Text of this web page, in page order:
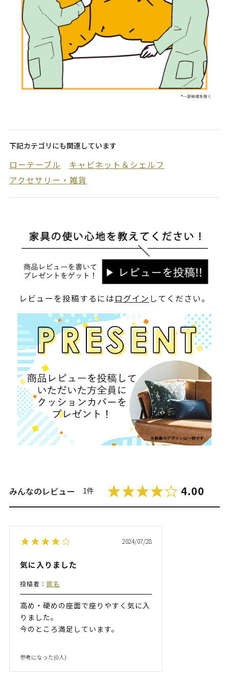
下記カテゴリにも関連しています
ローテーブル
キャビネット＆シェルフ
アクセサリー・雑貨
レビューを投稿するにはログイン してください。
みんなのレビュー 1件 4.00
2024/07/28
気に入りました
投稿者： 匿名
高め・硬めの座面で座りやすく気に入
りました。
今のところ満足しています。
参考になった(0人)